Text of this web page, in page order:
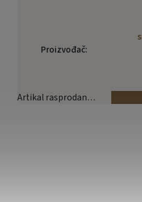
Proizvođač:
Artikal rasprodan…